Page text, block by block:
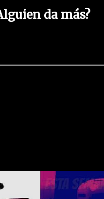
da más?